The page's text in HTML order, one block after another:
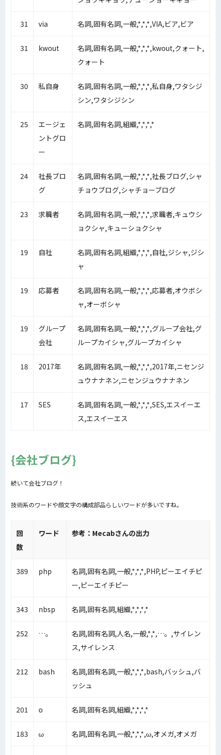
31 via 名詞,固有名詞,一般,*,*,*,VIA,ビア,ビア
31 kwout
名詞,固有名詞,一般,*,*,*,kwout,クォート,
クォート
30 私自身
名詞,固有名詞,一般,*,*,*,私自身,ワタシジ
シン,ワタシジシン
25
エージェ
ントグロ
ー
名詞,固有名詞,組織,*,*,*,*
24
社長ブロ
グ
名詞,固有名詞,一般,*,*,*,社長ブログ,シャ
チョウブログ,シャチョーブログ
23 求職者
名詞,固有名詞,一般,*,*,*,求職者,キュウシ
ョクシャ,キューショクシャ
19 自社
名詞,固有名詞,組織,*,*,*,自社,ジシャ,ジシ
ャ
19 応募者
名詞,固有名詞,一般,*,*,*,応募者,オウボシ
ャ,オーボシャ
19
グループ
会社
名詞,固有名詞,一般,*,*,*,グループ会社,グ
ループカイシャ,グループカイシャ
18 2017年
名詞,固有名詞,一般,*,*,*,2017年,ニセンジ
ュウナナネン,ニセンジュウナナネン
17 SES
名詞,固有名詞,一般,*,*,*,SES,エスイーエ
ス,エスイーエス
会社ブログ
続いて会社ブログ！
技術系のワードや顔文字の構成部品らしいワードが多いですね。
回
数
ワード 参考：Mecabさんの出力
389 php
名詞,固有名詞,一般,*,*,*,PHP,ピーエイチピ
ー,ピーエイチピー
343 nbsp 名詞,固有名詞,組織,*,*,*,*
252 …。
名詞,固有名詞,人名,一般,*,*,…。,サイレン
ス,サイレンス
212 bash
名詞,固有名詞,一般,*,*,*,bash,バッシュ,バ
ッシュ
201 o 名詞,固有名詞,組織,*,*,*,*
183 ω 名詞,固有名詞,一般,*,*,*,ω,オメガ,オメガ